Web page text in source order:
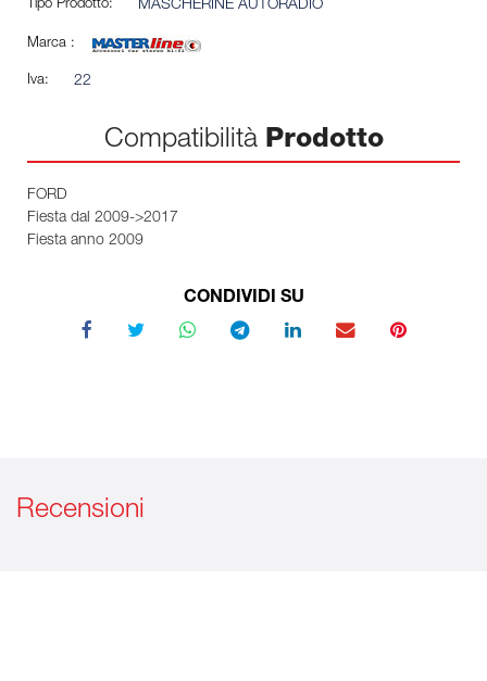
Tipo Prodotto: MASCHERINE AUTORADIO
Marca :
Iva: 22
Compatibilità Prodotto
FORD
Fiesta dal 2009->2017
Fiesta anno 2009
CONDIVIDI SU
Recensioni